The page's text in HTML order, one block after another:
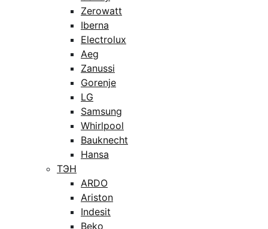
Zerowatt
Iberna
Electrolux
Aeg
Zanussi
Gorenje
LG
Samsung
Whirlpool
Bauknecht
Hansa
ТЭН
ARDO
Ariston
Indesit
Beko